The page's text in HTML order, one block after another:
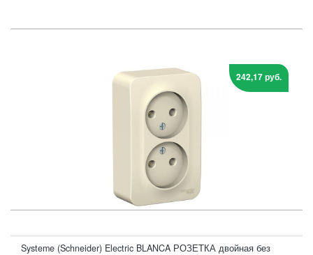
242,17 руб.
Systeme (Schneider) Electric BLANCA РОЗЕТКА двойная без